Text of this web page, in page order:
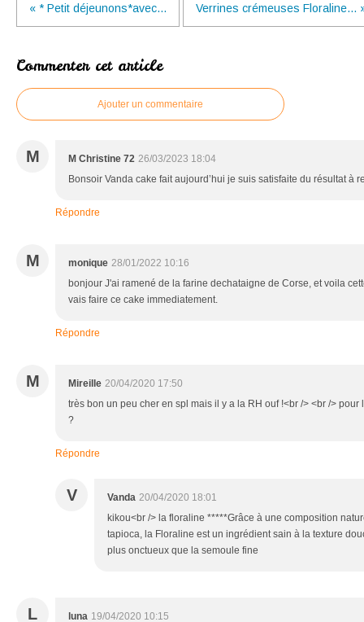
« * Petit déjeunons*avec... Verrines crémeuses Floraline...
Commenter cet article
Ajouter un commentaire
M M Christine 72 26/03/2023 18:04
Bonsoir Vanda cake fait aujourd’hui je suis satisfaite du résultat à
Répondre
M monique 28/01/2022 10:16
bonjour J'ai ramené de la farine dechataigne de Corse, et voila
vais faire ce cake immediatement.
Répondre
M Mireille 20/04/2020 17:50
très bon un peu cher en spl mais il y a la RH ouf !<br /> <br />
?
Répondre
V Vanda 20/04/2020 18:01
kikou<br /> la floraline *****Grâce à une composition
tapioca, la Floraline est un ingrédient sain à la texture
plus onctueux que la semoule fine
L luna 19/04/2020 10:15